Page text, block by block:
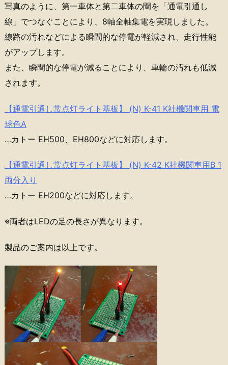
写真のように、第一車体と第二車体の間を「通電引通し
線」でつなぐことにより、8軸全軸集電を実現しました。
線路の汚れなどによる瞬間的な停電が軽減され、走行性能
がアップします。
また、瞬間的な停電が減ることにより、車輪の汚れも低減
されます。
【通電引通し常点灯ライト基板】 (N) K-41 K社機関車用 電
球色A
…カトー EH500、EH800などに対応します。
【通電引通し常点灯ライト基板】 (N) K-42 K社機関車用B 1
両分入り
…カトー EH200などに対応します。
※両者はLEDの足の長さが異なります。
製品のご案内は以上です。